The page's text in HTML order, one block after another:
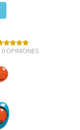
0 OPINIONES